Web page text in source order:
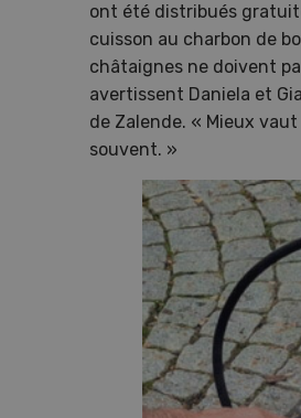
ont été distribués
cuisson au charbon de
châtaignes ne doivent
avertissent Daniela et
de Zalende. « Mieux
souvent. »